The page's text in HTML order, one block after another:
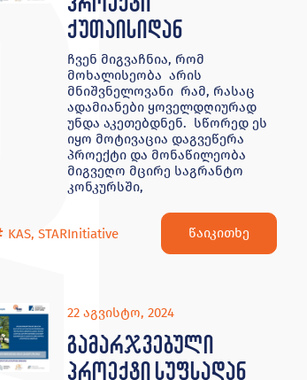
ქუთაისიდან
ჩვენ მიგვაჩნია, რომ
მოხალისეობა არის
მნიშვნელოვანი რამ, რასაც
ადამიანები ყოველდღიურად
უნდა აკეთებდნენ. სწორედ ეს
იყო მოტივაცია დაგვეწერა
პროექტი და მონაწილეობა
მიგვეღო მცირე საგრანტო
კონკურსში,
KAS,STARInitiative წაიკითხე
22 აგვისტო, 2024
გამარჯვებული
პროექტი სუფსადან